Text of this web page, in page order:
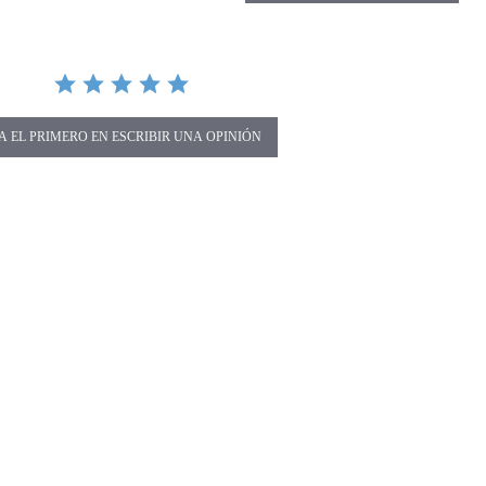
EL PRIMERO EN ESCRIBIR UNA OPINIÓN